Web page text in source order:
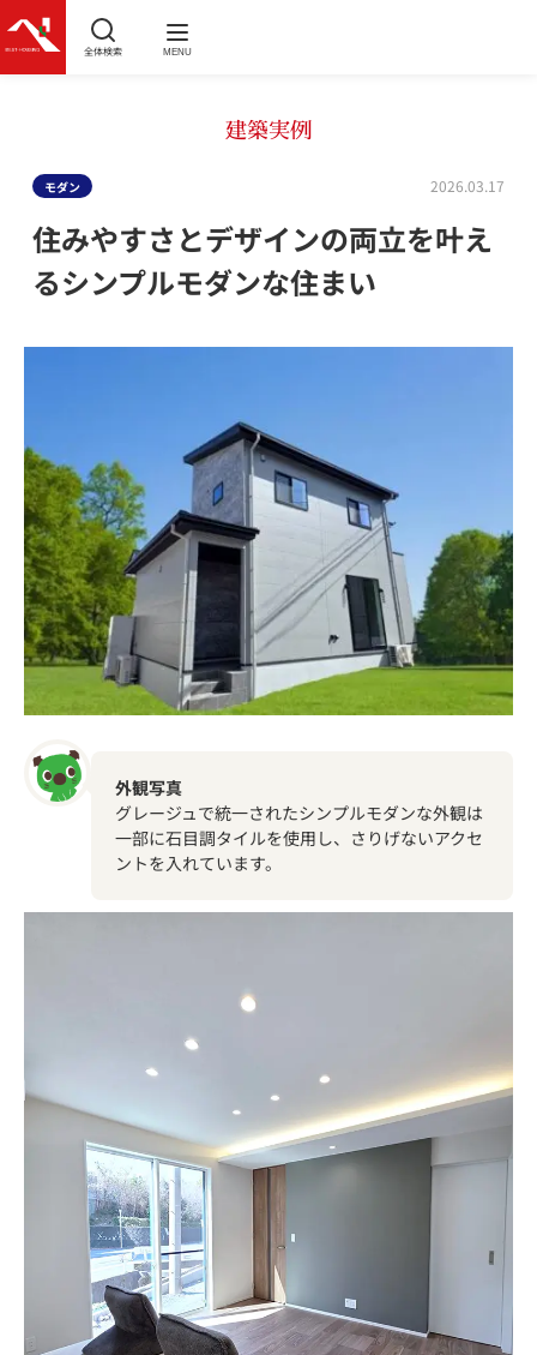
全体検索 MENU
建築実例
モダン 2026.03.17
住みやすさとデザインの両立を叶え
るシンプルモダンな住まい
外観写真
グレージュで統一されたシンプルモダンな外観は
一部に石目調タイルを使用し、さりげないアクセ
ントを入れています。